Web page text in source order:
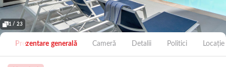
1 / 23
Prezentare generală Cameră Detalii Politici Locație